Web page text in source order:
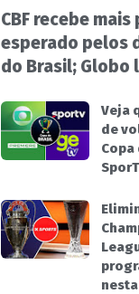
CBF recebe
esperado pelos
do Brasil; Globo
Veja
de